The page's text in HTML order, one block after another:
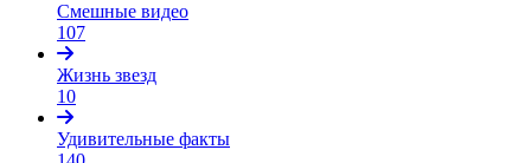
Смешные видео
107
Жизнь звезд
10
Удивительные факты